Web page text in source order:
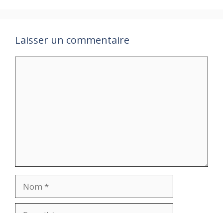
Laisser un commentaire